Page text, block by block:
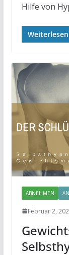
Hilfe von
Weiterlesen
ABNEHMEN
Februar 2,